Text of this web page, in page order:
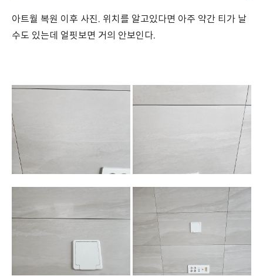
아트월 복원 이후 사진. 위치를 알고있다면 아주 약간 티가 날
수도 있는데 얼핏보면 거의 안보인다.